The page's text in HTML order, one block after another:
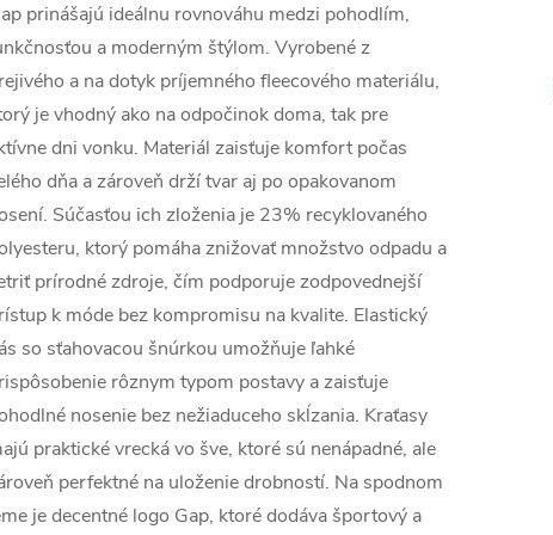
prinášajú ideálnu rovnováhu medzi pohodlím,
a moderným štýlom. Vyrobené z
a na dotyk príjemného fleecového materiálu,
je vhodný ako na odpočinok doma, tak pre
dni vonku. Materiál zaisťuje komfort počas
dňa a zároveň drží tvar aj po opakovanom
Súčasťou ich zloženia je 23% recyklovaného
ktorý pomáha znižovať množstvo odpadu a
prírodné zdroje, čím podporuje zodpovednejší
k móde bez kompromisu na kvalite. Elastický
so sťahovacou šnúrkou umožňuje ľahké
rôznym typom postavy a zaisťuje
nosenie bez nežiaduceho skĺzania. Kraťasy
praktické vrecká vo šve, ktoré sú nenápadné, ale
perfektné na uloženie drobností. Na spodnom
je decentné logo Gap, ktoré dodáva športový a